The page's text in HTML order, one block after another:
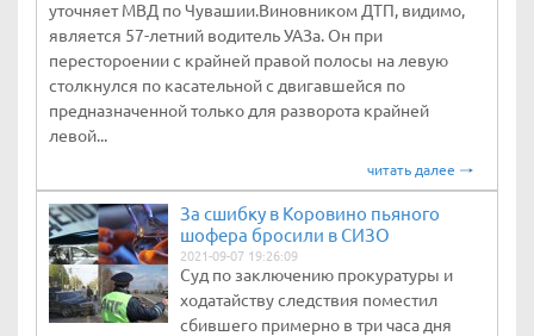
уточняет МВД по Чувашии.Виновником ДТП, видимо,
является 57-летний водитель УАЗа. Он при
перестороении с крайней правой полосы на левую
столкнулся по касательной с двигавшейся по
предназначенной только для разворота крайней
левой...
читать далее
За сшибку в Коровино пьяного
шофера бросили в СИЗО
2021-09-07 19:26:09
Суд по заключению прокуратуры и
ходатайству следствия поместил
сбившего примерно в три часа дня